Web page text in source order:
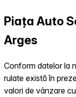
Piața Auto
Arges
Conform datelor la
rulate există în
valori de vânzare